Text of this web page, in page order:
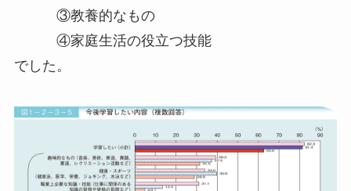
③教養的なもの
④家庭生活の役立つ技能
でした。